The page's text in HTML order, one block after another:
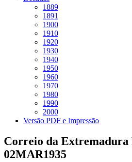
1889
1891
1900
1910
1920
1930
1940
1950
1960
1970
1980
1990
2000
Versão PDF e Impressão
Correio da Extremadura
02MAR1935